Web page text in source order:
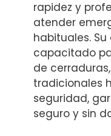
rapidez y
atender
habituales.
capacitado
de
tradicionales
seguridad,
seguro y sin